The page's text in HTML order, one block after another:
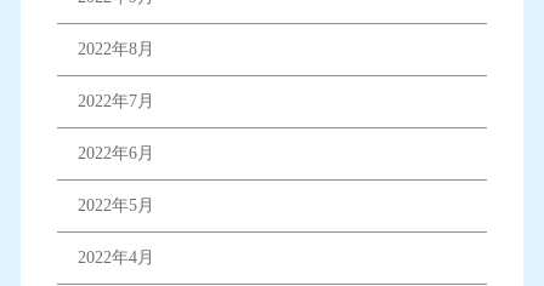
2022年8月
2022年7月
2022年6月
2022年5月
2022年4月